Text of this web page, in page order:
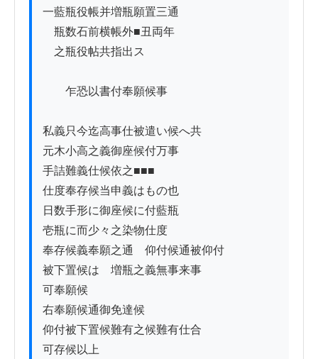
一藍瓶役帳并増瓶願置三通
瓶数石前横帳外■丑両年
之瓶役帖共指出ス
乍恐以書付奉願候事
私義只今迄高事仕被遣い候へ共
元木小高之義御座候付万事
手詰難義仕候依之■■■
仕度奉存候当申義はもの也
日数手形に御座候に付藍瓶
壱瓶に而少々之染物仕度
奉存候義奉願之通　仰付候通被仰付
被下置候はゝ増瓶之義無事来事
可奉願候
右奉願候通御免達候
仰付被下置候難有之候難有仕合
可存候以上